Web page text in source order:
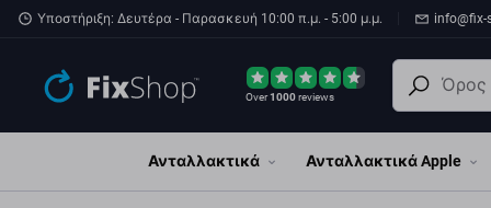
Παράβλεψη στο κύριο περιεχόμενο
Υποστήριξη: Δευτέρα - Παρασκευή 10:00 π.μ. - 5:00 μ.μ. info@fix-
Over1000reviews
Ανταλλακτικά Ανταλλακτικά Apple